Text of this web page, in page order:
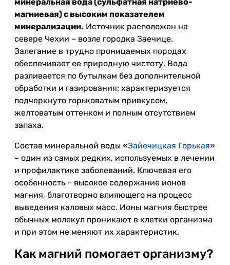
магниевая) с высоким показателем
минерализации. Источник расположен на
севере Чехии – возле городка Заечице.
Залегание в трудно проницаемых породах
обеспечивает ее природную чистоту. Вода
разливается по бутылкам без дополнительной
обработки и газирования; характеризуется
подчеркнуто горьковатым привкусом,
желтоватым оттенком и полным отсутствием
запаха.
Состав минеральной воды «Зайечицкая Горькая»
– один из самых редких, используемых в лечении
и профилактике заболеваний. Ключевая его
особенность – высокое содержание ионов
магния, благотворно влияющего на процесс
выведения каловых масс. Ионы магния быстрее
обычных молекул проникают в клетки организма
и при этом не меняют их характеристик.
Как магний помогает организму?